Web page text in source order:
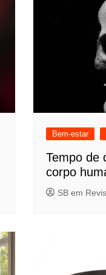
Bem-estar
Tempo de
corpo
SB em